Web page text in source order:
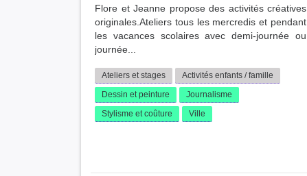
Flore et Jeanne propose des activités créatives
originales.Ateliers tous les mercredis et pendant
les vacances scolaires avec demi-journée ou
journée...
Ateliers et stages
Activités enfants / famille
Dessin et peinture
Journalisme
Stylisme et coûture
Ville